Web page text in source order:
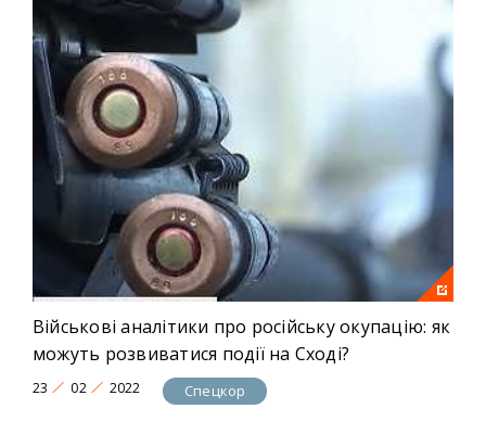
Військові аналітики про російську окупацію: як
можуть розвиватися події на Сході?
23 02 2022 Спецкор